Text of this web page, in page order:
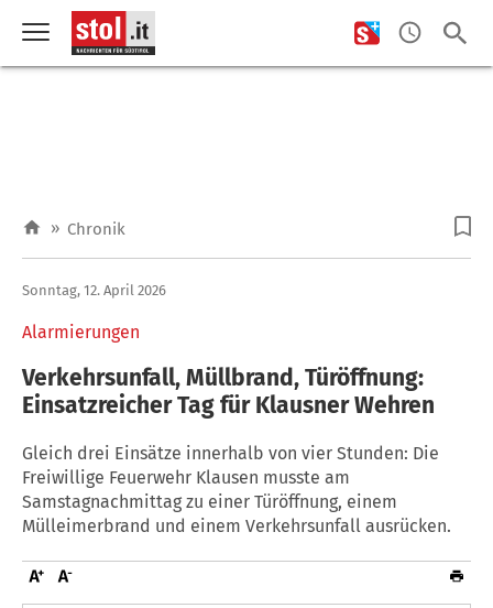
» Chronik
Alarmierungen
Sonntag, 12. April 2026
Verkehrsunfall, Müllbrand, Türöffnung:
Einsatzreicher Tag für Klausner Wehren
Gleich drei Einsätze innerhalb von vier Stunden: Die
Freiwillige Feuerwehr Klausen musste am
Samstagnachmittag zu einer Türöffnung, einem
Mülleimerbrand und einem Verkehrsunfall ausrücken.